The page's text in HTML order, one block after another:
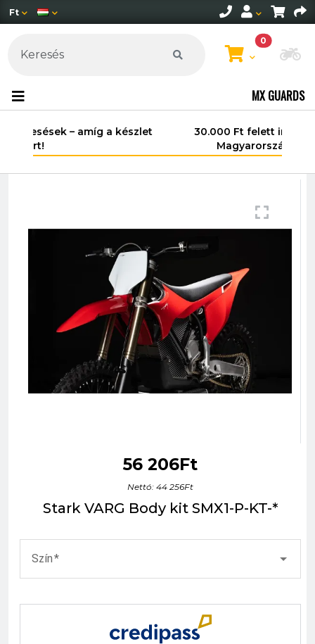
Ft
0
MX GUARDS
30.000 Ft felett ingyenes szállítás
Magyarország területén*.
56 206Ft
Nettó: 44 256Ft
Stark VARG Body kit SMX1-P-KT-*
Szín